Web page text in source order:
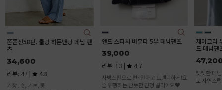
앤드 스티치 버뮤다 5부 데님팬츠
39,000
리뷰: 13 |
사방스판으로 편~안하고 트랜디하게!요
즘 유행하는 산뜻한 진청 컬러에요♥
제이크라 유연한 여유핏 핀턱 와이
47,200
로 자연스럽게 흐르는 세련된 데님:)